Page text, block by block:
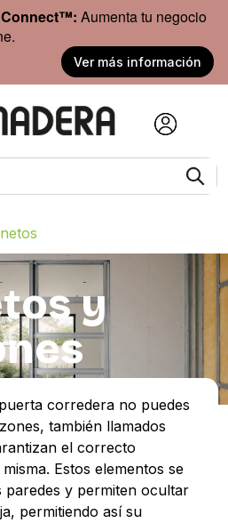
Aumenta tu negocio
Ver más información
y
corredera no puedes
también llamados
el correcto
Estos elementos se
paredes y permiten ocultar
permitiendo así su